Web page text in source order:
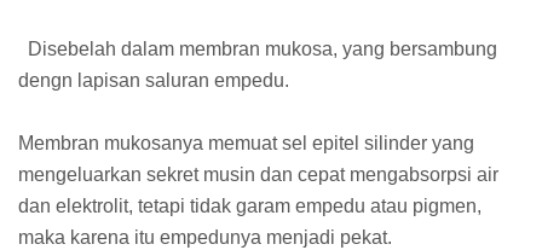
Disebelah dalam membran mukosa, yang bersambung
dengn lapisan saluran empedu.
Membran mukosanya memuat sel epitel silinder yang
mengeluarkan sekret musin dan cepat mengabsorpsi air
dan elektrolit, tetapi tidak garam empedu atau pigmen,
maka karena itu empedunya menjadi pekat.